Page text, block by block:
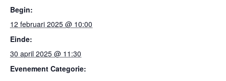
Begin:
12 februari 2025 @ 10:00
Einde:
30 april 2025 @ 11:30
Evenement Categorie: